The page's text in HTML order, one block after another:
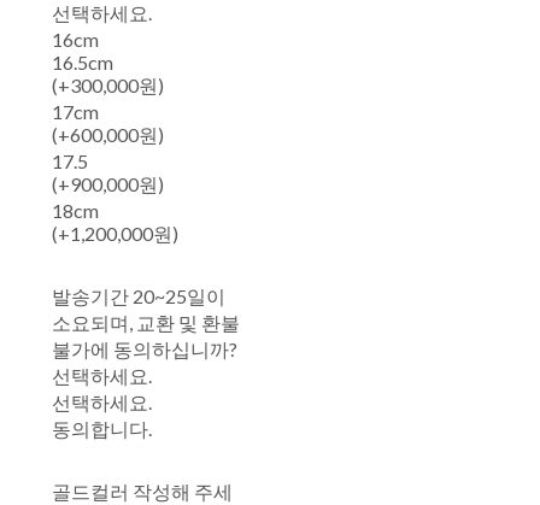
선택하세요.
16cm
16.5cm
(+300,000원)
17cm
(+600,000원)
17.5
(+900,000원)
18cm
(+1,200,000원)
발송기간 20~25일이
소요되며, 교환 및 환불
불가에 동의하십니까?
선택하세요.
선택하세요.
동의합니다.
골드컬러 작성해 주세